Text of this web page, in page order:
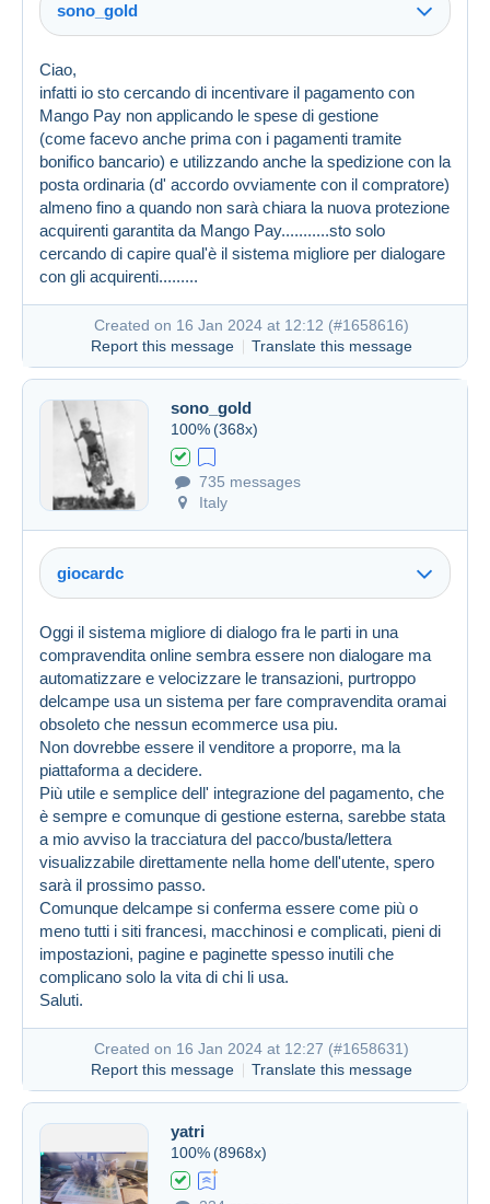
sono_gold
Created on 16 Jan 2024 at 11:48 #1658586
Ciao,
infatti io sto cercando di incentivare il pagamento con
Mango Pay non applicando le spese di gestione
(come facevo anche prima con i pagamenti tramite
bonifico bancario) e utilizzando anche la spedizione con la
posta ordinaria (d' accordo ovviamente con il compratore)
almeno fino a quando non sarà chiara la nuova protezione
acquirenti garantita da Mango Pay...........sto solo
cercando di capire qual'è il sistema migliore per dialogare
con gli acquirenti.........
Created on 16 Jan 2024 at 12:12 (#1658616)
Report this message
Translate this message
sono_gold
100% (368x)
735 messages
Italy
giocardc
Created on 16 Jan 2024 at 12:12
Oggi il sistema migliore di dialogo fra le parti in una
compravendita online sembra essere non dialogare ma
automatizzare e velocizzare le transazioni, purtroppo
delcampe usa un sistema per fare compravendita oramai
obsoleto che nessun ecommerce usa piu.
Non dovrebbe essere il venditore a proporre, ma la
piattaforma a decidere.
Più utile e semplice dell' integrazione del pagamento, che
è sempre e comunque di gestione esterna, sarebbe stata
a mio avviso la tracciatura del pacco/busta/lettera
visualizzabile direttamente nella home dell'utente, spero
sarà il prossimo passo.
Comunque delcampe si conferma essere come più o
meno tutti i siti francesi, macchinosi e complicati, pieni di
impostazioni, pagine e paginette spesso inutili che
complicano solo la vita di chi li usa.
Saluti.
Created on 16 Jan 2024 at 12:27 (#1658631)
Report this message
Translate this message
yatri
100% (8968x)